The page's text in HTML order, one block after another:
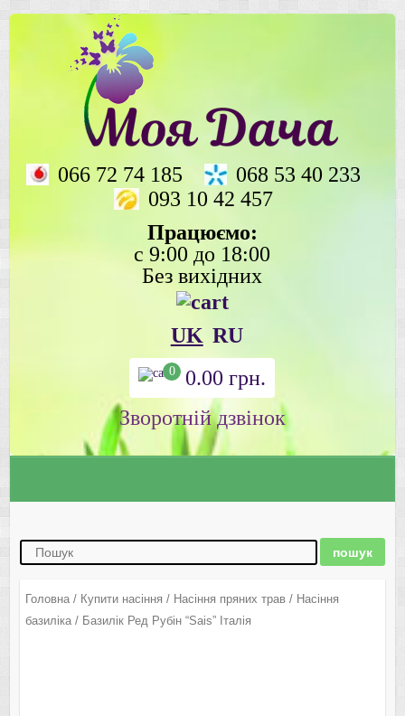
066 72 74 185
068 53 40 233
093 10 42 457
Працюємо:
с 9:00 до 18:00
Без вихідних
UK RU
0 0.00грн.
Зворотній дзвінок
Головна/ Купити насіння / Насіння пряних трав/ Насіння
базиліка/ Базилік Ред Рубін “Sais” Італія